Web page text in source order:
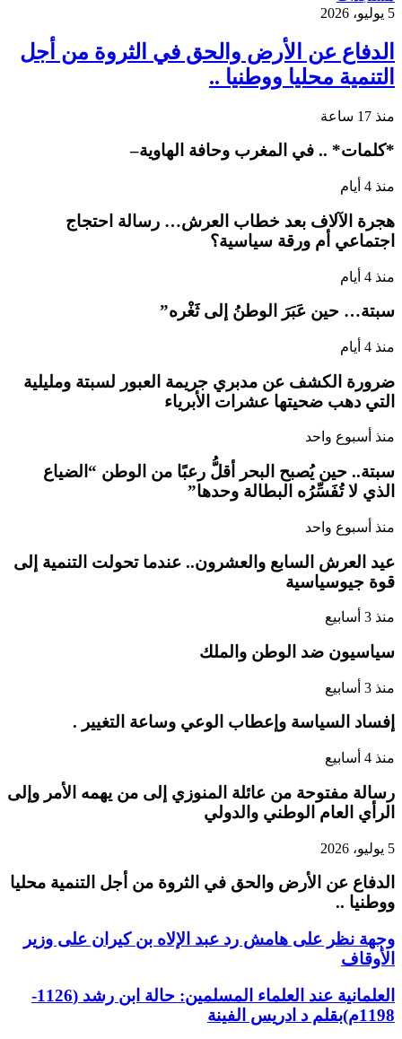
5 يوليو، 2026
الدفاع عن الأرض والحق في الثروة من أجل
التنمية محليا ووطنيا ..
منذ 17 ساعة
*كلمات* .. في المغرب وحافة الهاوية–
منذ 4 أيام
هجرة الآلاف بعد خطاب العرش… رسالة احتجاج
اجتماعي أم ورقة سياسية؟
منذ 4 أيام
سبتة… حين عَبَرَ الوطنُ إلى ثَغْره”
منذ 4 أيام
ضرورة الكشف عن مدبري جريمة العبور لسبتة ومليلية
التي دهب ضحيتها عشرات الأبرياء
منذ أسبوع واحد
سبتة.. حين يُصبح البحر أقلُّ رعبًا من الوطن “الضياع
الذي لا تُفَسِّرُه البطالة وحدها”
منذ أسبوع واحد
عيد العرش السابع والعشرون.. عندما تحولت التنمية إلى
قوة جيوسياسية
منذ 3 أسابيع
سياسيون ضد الوطن والملك
منذ 3 أسابيع
إفساد السياسة وإعطاب الوعي وساعة التغيير .
منذ 4 أسابيع
رسالة مفتوحة من عائلة المنوزي إلى من يهمه الأمر وإلى
الرأي العام الوطني والدولي
5 يوليو، 2026
الدفاع عن الأرض والحق في الثروة من أجل التنمية محليا
ووطنيا ..
وجهة نظر على هامش رد عبد الإلاه بن كيران على وزير
الأوقاف
العلمانية عند العلماء المسلمين: حالة ابن رشد (1126-
1198م)بقلم د ادريس الفينة